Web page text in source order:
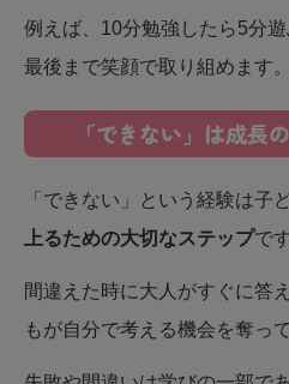
例えば、10分勉強したら5分
最後まで笑顔で取り組めます。
「できない」は成長
「できない」という経験は子
上るための大切なステップで
間違えた時に大人がすぐに答
もが自分で考える機会を奪っ